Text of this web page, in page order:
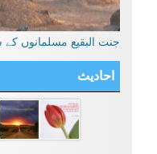
جنت البقیع مسلمانوں
احادیث